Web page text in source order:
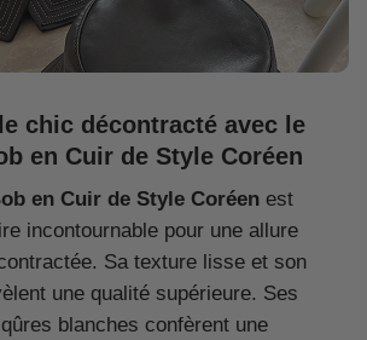
chic décontracté avec le
en Cuir de Style Coréen
en Cuir de Style Coréenest
incontournable pour une allure
Sa texture lisse et son
une qualité supérieure. Ses
blanches confèrent une